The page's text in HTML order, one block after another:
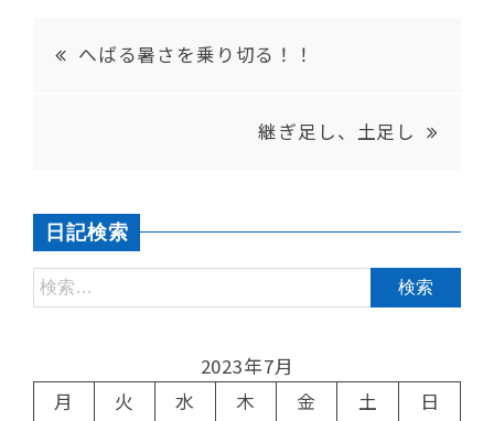
へばる暑さを乗り切る！！
継ぎ足し、土足し
日記検索
2023年7月
月
火 水 木 金 土
日